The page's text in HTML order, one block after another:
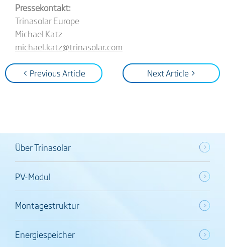
Pressekontakt:
Trinasolar Europe
Michael Katz
michael.katz@trinasolar.com
< Previous Article Next Article >
Über Trinasolar
PV-Modul
Montagestruktur
Energiespeicher